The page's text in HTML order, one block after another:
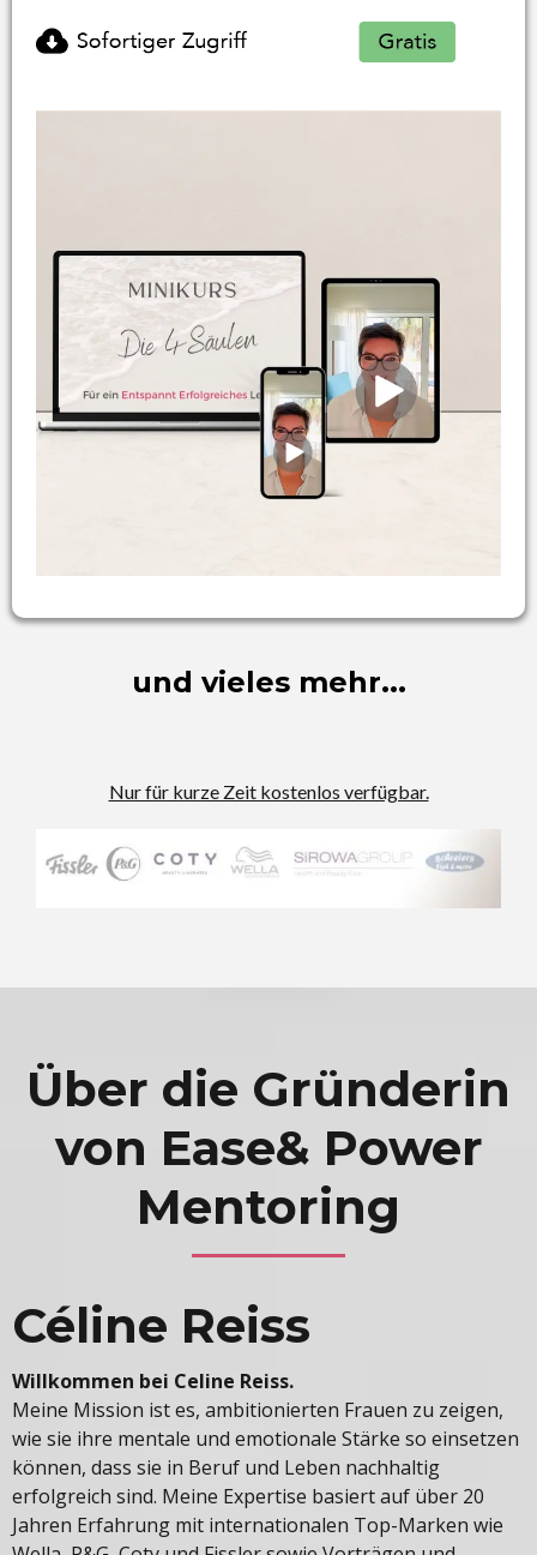
und vieles mehr...
Nur für kurze Zeit kostenlos verfügbar.
Über die Gründerin
von Ease& Power
Mentoring
Céline Reiss
Willkommen bei Celine Reiss.
Meine Mission ist es, ambitionierten Frauen zu zeigen,
wie sie ihre mentale und emotionale Stärke so einsetzen
können, dass sie in Beruf und Leben nachhaltig
erfolgreich sind. Meine Expertise basiert auf über 20
Jahren Erfahrung mit internationalen Top-Marken wie